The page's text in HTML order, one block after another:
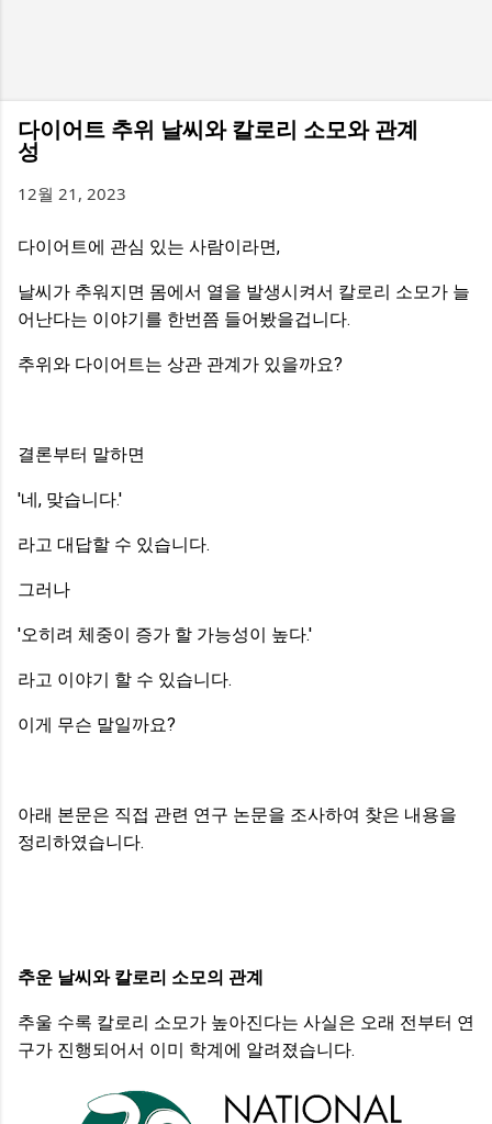
다이어트 추위 날씨와 칼로리 소모와 관계
성
12월 21, 2023
다이어트에 관심 있는 사람이라면,
날씨가 추워지면 몸에서 열을 발생시켜서 칼로리 소모가 늘
어난다는 이야기를 한번쯤 들어봤을겁니다.
추위와 다이어트는 상관 관계가 있을까요?
결론부터 말하면
'네, 맞습니다.'
라고 대답할 수 있습니다.
그러나
'오히려 체중이 증가 할 가능성이 높다.'
라고 이야기 할 수 있습니다.
이게 무슨 말일까요?
아래 본문은 직접 관련 연구 논문을 조사하여 찾은 내용을
정리하였습니다.
추운 날씨와 칼로리 소모의 관계
추울 수록 칼로리 소모가 높아진다는 사실은 오래 전부터 연
구가 진행되어서 이미 학계에 알려졌습니다.